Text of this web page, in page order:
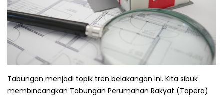
Tabungan menjadi topik tren belakangan ini. Kita sibuk
membincangkan Tabungan Perumahan Rakyat (Tapera)